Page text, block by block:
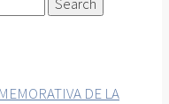
DE LA